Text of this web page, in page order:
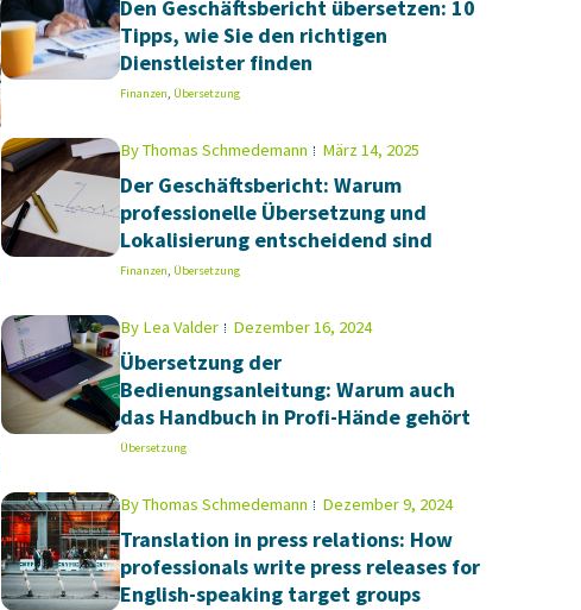
Den Geschäftsbericht übersetzen: 10
Tipps, wie Sie den richtigen
Dienstleister finden
Finanzen, Übersetzung
ByThomas Schmedemann März 14, 2025
Der Geschäftsbericht: Warum
professionelle Übersetzung und
Lokalisierung entscheidend sind
Finanzen, Übersetzung
ByLea Valder Dezember 16, 2024
Übersetzung der
Bedienungsanleitung: Warum auch
das Handbuch in Profi-Hände gehört
Übersetzung
ByThomas Schmedemann Dezember 9, 2024
Translation in press relations: How
professionals write press releases for
English-speaking target groups